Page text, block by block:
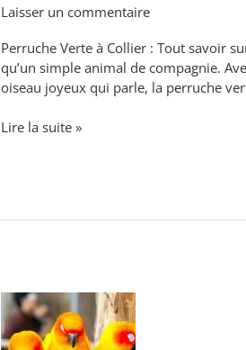
Laisser un commentaire
Perruche Verte à Collier : Tout savoir
qu’un simple animal de compagnie.
oiseau joyeux qui parle, la perruche
Lire la suite »
Conure
soleil